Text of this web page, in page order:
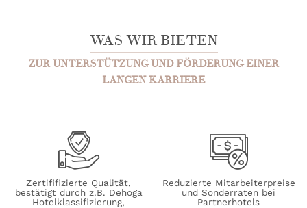
WAS WIR BIETEN
ZUR UNTERSTÜTZUNG UND FÖRDERUNG EINER
LANGEN KARRIERE
Zertififizierte Qualität,
bestätigt durch z.B. Dehoga
Hotelklassifizierung,
Reduzierte Mitarbeiterpreise
und Sonderraten bei
Partnerhotels